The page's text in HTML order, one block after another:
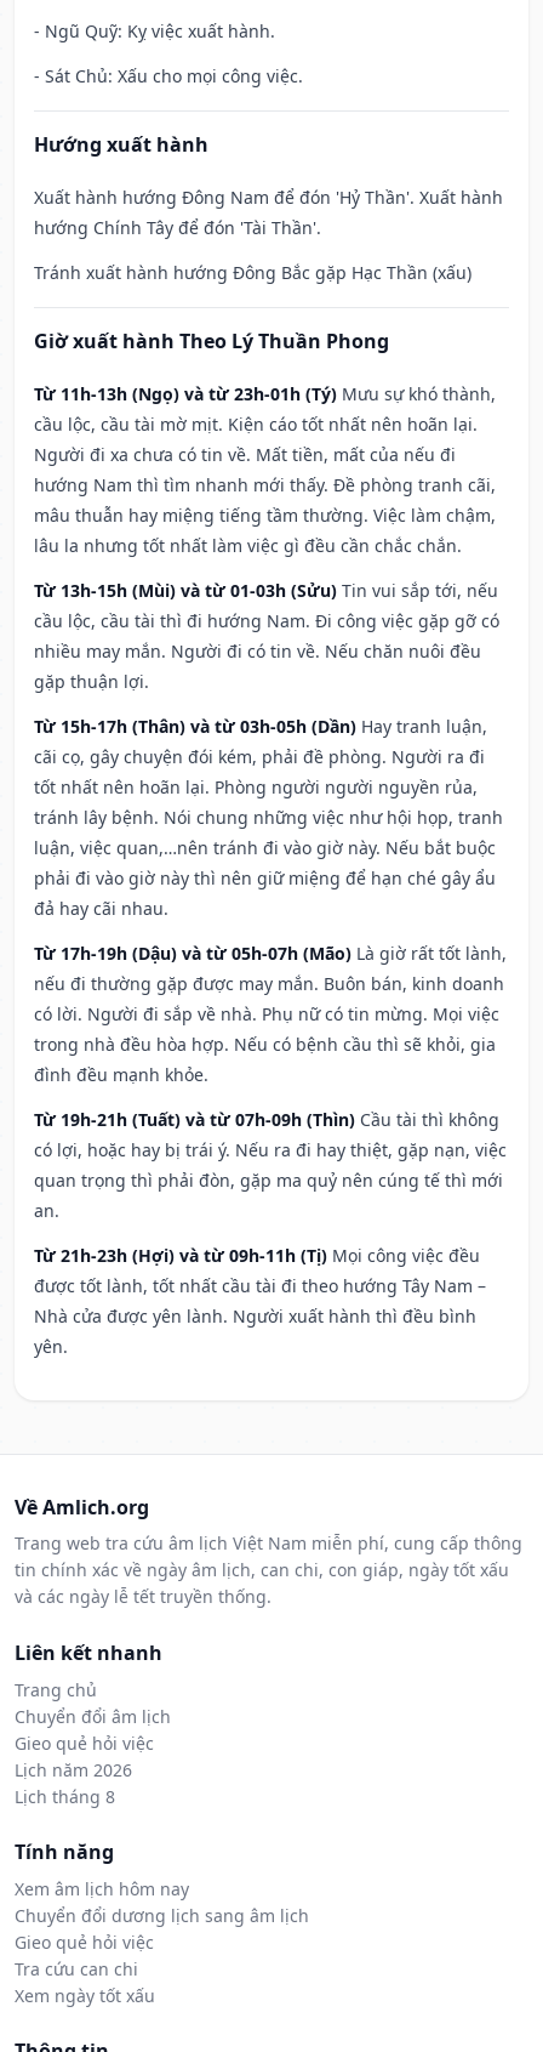
- Ngũ Quỹ: Kỵ việc xuất hành.
- Sát Chủ: Xấu cho mọi công việc.
Hướng xuất hành
Xuất hành hướng Đông Nam để đón 'Hỷ Thần'. Xuất hành
hướng Chính Tây để đón 'Tài Thần'.
Tránh xuất hành hướng Đông Bắc gặp Hạc Thần (xấu)
Giờ xuất hành Theo Lý Thuần Phong
Từ 11h-13h (Ngọ) và từ 23h-01h (Tý) Mưu sự khó thành,
cầu lộc, cầu tài mờ mịt. Kiện cáo tốt nhất nên hoãn lại.
Người đi xa chưa có tin về. Mất tiền, mất của nếu đi
hướng Nam thì tìm nhanh mới thấy. Đề phòng tranh cãi,
mâu thuẫn hay miệng tiếng tầm thường. Việc làm chậm,
lâu la nhưng tốt nhất làm việc gì đều cần chắc chắn.
Từ 13h-15h (Mùi) và từ 01-03h (Sửu) Tin vui sắp tới, nếu
cầu lộc, cầu tài thì đi hướng Nam. Đi công việc gặp gỡ có
nhiều may mắn. Người đi có tin về. Nếu chăn nuôi đều
gặp thuận lợi.
Từ 15h-17h (Thân) và từ 03h-05h (Dần) Hay tranh luận,
cãi cọ, gây chuyện đói kém, phải đề phòng. Người ra đi
tốt nhất nên hoãn lại. Phòng người người nguyền rủa,
tránh lây bệnh. Nói chung những việc như hội họp, tranh
luận, việc quan,…nên tránh đi vào giờ này. Nếu bắt buộc
phải đi vào giờ này thì nên giữ miệng để hạn ché gây ẩu
đả hay cãi nhau.
Từ 17h-19h (Dậu) và từ 05h-07h (Mão) Là giờ rất tốt lành,
nếu đi thường gặp được may mắn. Buôn bán, kinh doanh
có lời. Người đi sắp về nhà. Phụ nữ có tin mừng. Mọi việc
trong nhà đều hòa hợp. Nếu có bệnh cầu thì sẽ khỏi, gia
đình đều mạnh khỏe.
Từ 19h-21h (Tuất) và từ 07h-09h (Thìn) Cầu tài thì không
có lợi, hoặc hay bị trái ý. Nếu ra đi hay thiệt, gặp nạn, việc
quan trọng thì phải đòn, gặp ma quỷ nên cúng tế thì mới
an.
Từ 21h-23h (Hợi) và từ 09h-11h (Tị) Mọi công việc đều
được tốt lành, tốt nhất cầu tài đi theo hướng Tây Nam –
Nhà cửa được yên lành. Người xuất hành thì đều bình
yên.
Về Amlich.org
Trang web tra cứu âm lịch Việt Nam miễn phí, cung cấp thông
tin chính xác về ngày âm lịch, can chi, con giáp, ngày tốt xấu
và các ngày lễ tết truyền thống.
Liên kết nhanh
Trang chủ
Chuyển đổi âm lịch
Gieo quẻ hỏi việc
Lịch năm 2026
Lịch tháng 8
Tính năng
Xem âm lịch hôm nay
Chuyển đổi dương lịch sang âm lịch
Gieo quẻ hỏi việc
Tra cứu can chi
Xem ngày tốt xấu